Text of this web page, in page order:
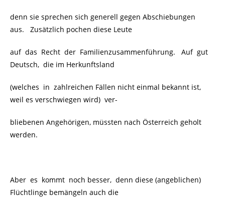
denn sie sprechen sich generell gegen Abschiebungen
aus. Zusätzlich pochen diese Leute
auf das Recht der Familienzusammenführung. Auf gut
Deutsch, die im Herkunftsland
(welches in zahlreichen Fällen nicht einmal bekannt ist,
weil es verschwiegen wird) ver-
bliebenen Angehörigen, müssten nach Österreich geholt
werden.
Aber es kommt noch besser, denn diese (angeblichen)
Flüchtlinge bemängeln auch die